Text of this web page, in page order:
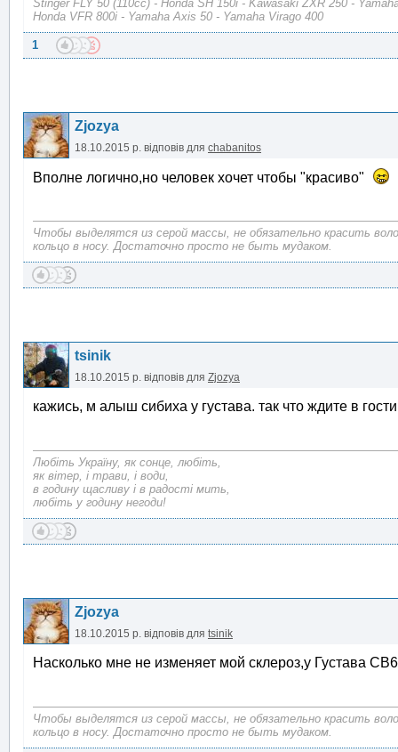
Stinger FLY 50 (110cc) - Honda SH 150i - Kawasaki ZXR 250 -
Honda VFR 800i - Yamaha Axis 50 - Yamaha Virago 400
1
Zjozya
18.10.2015 р. відповів для chabanitos
Вполне логично,но человек хочет чтобы "красиво"
Чтобы выделятся из серой массы, не обязательно красить
кольцо в носу. Достаточно просто не быть мудаком.
tsinik
18.10.2015 р. відповів для Zjozya
кажись, м алыш сибиха у густава. так что ждите в
Любіть Україну, як сонце, любіть,
як вітер, і трави, і води,
в годину щасливу і в радості мить,
любіть у годину негоди!
Zjozya
18.10.2015 р. відповів для tsinik
Насколько мне не изменяет мой склероз,у Густава
Чтобы выделятся из серой массы, не обязательно красить
кольцо в носу. Достаточно просто не быть мудаком.